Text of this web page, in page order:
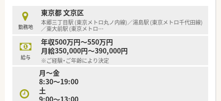
時短勤務ができるよう変更予定です。
■年間休日が120日とワークライフバランスが整っています
■日用品から常備薬まで、従業員割引制度など嬉しいメリットも
たくさんあります！
勤務地
東京都 文京区
本郷三丁目駅 (東京メトロ丸ノ内線)／湯島駅 (東京メトロ千代田線)
／東大前駅 (東京メトロ…
給与
年収500万円～550万円
月給350,000円～390,000円
※ご経験・ご年齢により決定
月～金
8:30～19:00
土